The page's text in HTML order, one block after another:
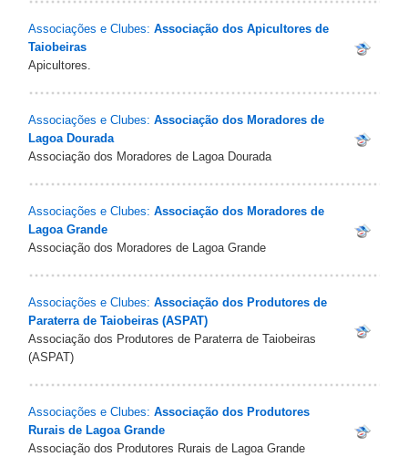
Associações e Clubes: Associação dos Apicultores de
Taiobeiras
Apicultores.
Associações e Clubes: Associação dos Moradores de
Lagoa Dourada
Associação dos Moradores de Lagoa Dourada
Associações e Clubes: Associação dos Moradores de
Lagoa Grande
Associação dos Moradores de Lagoa Grande
Associações e Clubes: Associação dos Produtores de
Paraterra de Taiobeiras (ASPAT)
Associação dos Produtores de Paraterra de Taiobeiras
(ASPAT)
Associações e Clubes: Associação dos Produtores
Rurais de Lagoa Grande
Associação dos Produtores Rurais de Lagoa Grande